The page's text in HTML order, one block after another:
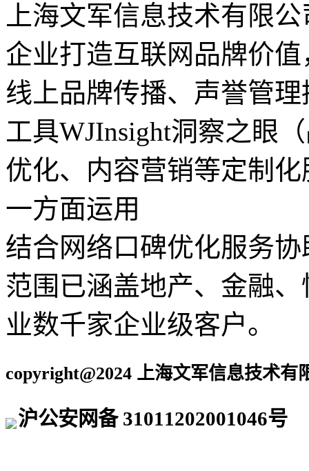
上海文军信息技术有限
企业打造互联网品牌价
线上品牌传播、声誉管
工具WJInsight洞察之眼
优化、内容营销等定制
一方面运用
结合网络口碑优化服务
范围已涵盖地产、金融
业数千家企业级客户。
copyright@2024 上海文军信息技术有
沪公安网备 31011202001046号